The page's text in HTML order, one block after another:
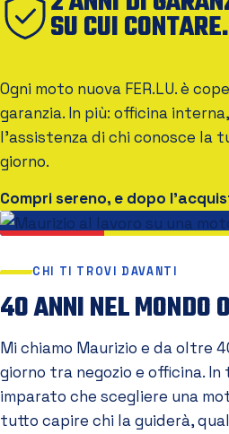
SU CUI CONTARE.
Ogni moto nuova FER.LU. è
garanzia. In più: officina
l'assistenza di chi conosce la
giorno.
Compri sereno, e dopo
CHI TI TROVI DAVANTI
40 ANNI NEL MONDO
Mi chiamo Maurizio e da oltre
giorno tra negozio e officina.
imparato che scegliere una
tutto capire chi la guiderà,